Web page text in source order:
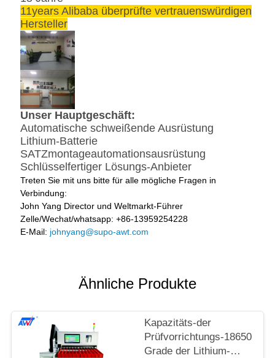
11years Alibaba überprüfte vertrauenswürdigen
Hersteller
Unser Hauptgeschäft:
Automatische schweißende Ausrüstung
Lithium-Batterie
SATZmontageautomationsausrüstung
Schlüsselfertiger Lösungs-Anbieter
Treten Sie mit uns bitte für alle mögliche Fragen in
Verbindung:
John Yang Director und Weltmarkt-Führer
Zelle/Wechat/whatsapp: +86-13959254228
E-Mail: johnyang@supo-awt.com
Ähnliche Produkte
Kapazitäts-der
Prüfvorrichtungs-18650
Grade der Lithium-